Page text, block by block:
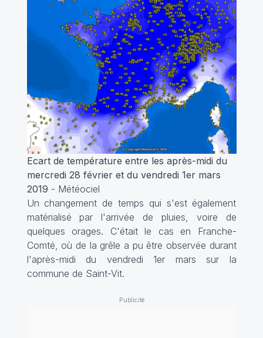
Ecart de température entre les après-midi du
mercredi 28 février et du vendredi 1er mars
2019 - Météociel
Un changement de temps qui s'est également
matérialisé par l'arrivée de pluies, voire de
quelques orages. C'était le cas en Franche-
Comté, où de la grêle a pu être observée durant
l'après-midi du vendredi 1er mars sur la
commune de Saint-Vit.